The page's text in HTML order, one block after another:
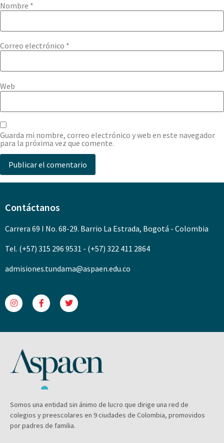
Nombre *
Correo electrónico *
Web
Guarda mi nombre, correo electrónico y web en este navegador
para la próxima vez que comente.
Contáctanos
Carrera 69 I No. 68-29. Barrio La Estrada, Bogotá - Colombia
Tel. (+57) 315 296 9531 - (+57) 322 411 2864
admisiones.tundama@aspaen.edu.co
Somos una entidad sin ánimo de lucro que dirige una red de
colegios y preescolares en 9 ciudades de Colombia, promovidos
por padres de familia.